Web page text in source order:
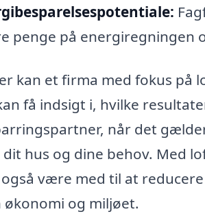
penge på energiregningen
kan et firma med fokus på
få indsigt i, hvilke
når det
hus og dine behov. Med
være med til at
og miljøet.